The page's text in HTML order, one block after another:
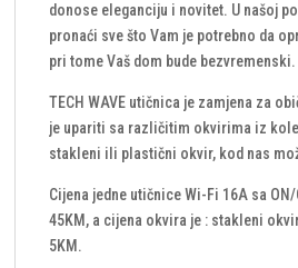
donose eleganciju i novitet. U našoj
pronaći sve što Vam je potrebno da
pri tome Vaš dom bude bezvremenski.
TECH WAVE utičnica je zamjena za
je upariti sa različitim okvirima iz
stakleni ili plastični okvir, kod nas
Cijena jedne utičnice Wi-Fi 16A sa
45KM, a cijena okvira je : stakleni
5KM.